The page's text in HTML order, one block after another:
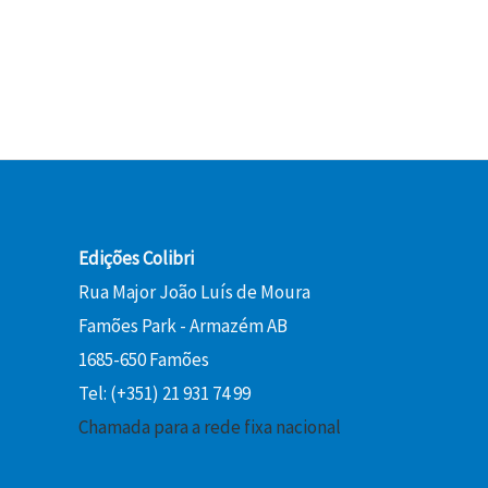
€
0
€
.
Edições Colibri
Rua Major João Luís de Moura
Famões Park - Armazém AB
1685-650 Famões
Tel: (+351) 21 931 74 99
Chamada para a rede fixa nacional